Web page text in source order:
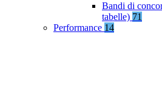
Bandi di
tabelle) 71
Performance 14